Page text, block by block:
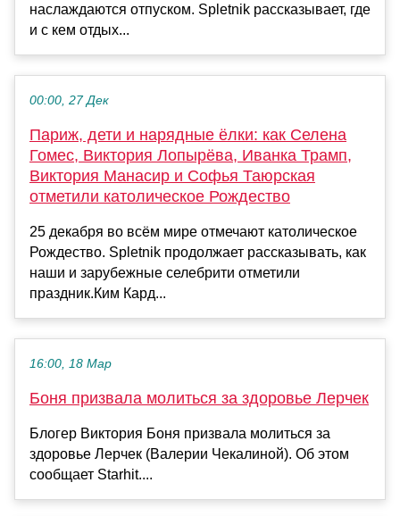
наслаждаются отпуском. Spletnik рассказывает, где
и с кем отдых...
00:00, 27 Дек
Париж, дети и нарядные ёлки: как Селена
Гомес, Виктория Лопырёва, Иванка Трамп,
Виктория Манасир и Софья Таюрская
отметили католическое Рождество
25 декабря во всём мире отмечают католическое
Рождество. Spletnik продолжает рассказывать, как
наши и зарубежные селебрити отметили
праздник.Ким Кард...
16:00, 18 Мар
Боня призвала молиться за здоровье Лерчек
Блогер Виктория Боня призвала молиться за
здоровье Лерчек (Валерии Чекалиной). Об этом
сообщает Starhit....